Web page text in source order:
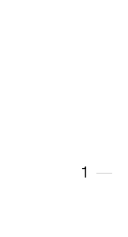
1